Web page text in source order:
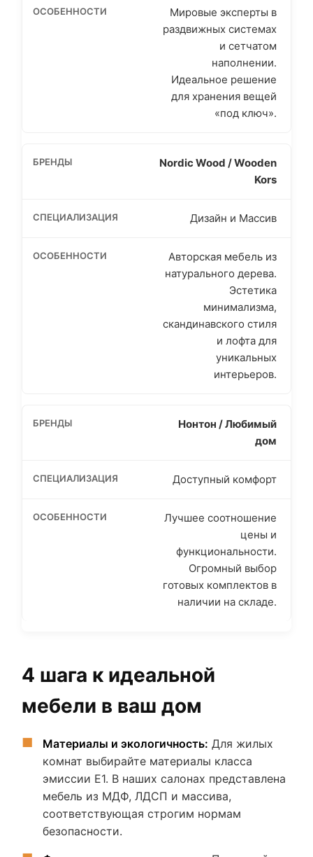
Мировые эксперты в
раздвижных системах
и сетчатом
наполнении.
Идеальное решение
для хранения вещей
«под ключ».
Nordic Wood / Wooden
Kors
Дизайн и Массив
Авторская мебель из
натурального дерева.
Эстетика
минимализма,
скандинавского стиля
и лофта для
уникальных
интерьеров.
Нонтон / Любимый
дом
Доступный комфорт
Лучшее соотношение
цены и
функциональности.
Огромный выбор
готовых комплектов в
наличии на складе.
4 шага к идеальной
мебели в ваш дом
Материалы и экологичность: Для жилых
комнат выбирайте материалы класса
эмиссии E1. В наших салонах представлена
мебель из МДФ, ЛДСП и массива,
соответствующая строгим нормам
безопасности.